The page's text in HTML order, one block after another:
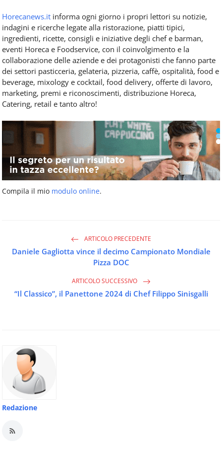
Horecanews.it informa ogni giorno i propri lettori su notizie,
indagini e ricerche legate alla ristorazione, piatti tipici,
ingredienti, ricette, consigli e iniziative degli chef e barman,
eventi Horeca e Foodservice, con il coinvolgimento e la
collaborazione delle aziende e dei protagonisti che fanno parte
dei settori pasticceria, gelateria, pizzeria, caffè, ospitalità, food e
beverage, mixology e cocktail, food delivery, offerte di lavoro,
marketing, premi e riconoscimenti, distribuzione Horeca,
Catering, retail e tanto altro!
Compila il mio modulo online.
ARTICOLO PRECEDENTE
Daniele Gagliotta vince il decimo Campionato Mondiale
Pizza DOC
ARTICOLO SUCCESSIVO
“Il Classico”, il Panettone 2024 di Chef Filippo Sinisgalli
Redazione